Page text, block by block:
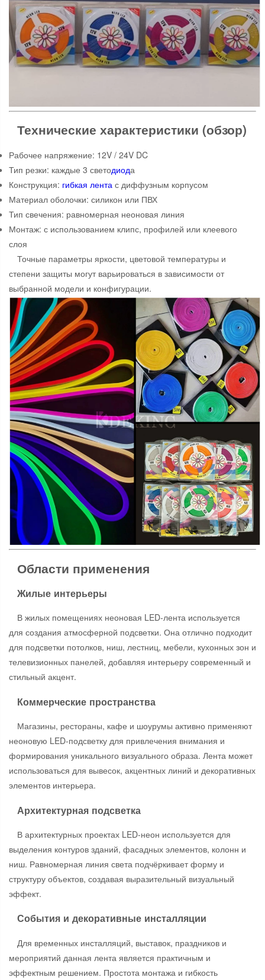
Технические характеристики (обзор)
Рабочее напряжение: 12V / 24V DC
Тип резки: каждые 3 светодиода
Конструкция: гибкая лента с диффузным корпусом
Материал оболочки: силикон или ПВХ
Тип свечения: равномерная неоновая линия
Монтаж: с использованием клипс, профилей или клеевого
слоя
Точные параметры яркости, цветовой температуры и
степени защиты могут варьироваться в зависимости от
выбранной модели и конфигурации.
Области применения
Жилые интерьеры
В жилых помещениях неоновая LED-лента используется
для создания атмосферной подсветки. Она отлично подходит
для подсветки потолков, ниш, лестниц, мебели, кухонных зон и
телевизионных панелей, добавляя интерьеру современный и
стильный акцент.
Коммерческие пространства
Магазины, рестораны, кафе и шоурумы активно применяют
неоновую LED-подсветку для привлечения внимания и
формирования уникального визуального образа. Лента может
использоваться для вывесок, акцентных линий и декоративных
элементов интерьера.
Архитектурная подсветка
В архитектурных проектах LED-неон используется для
выделения контуров зданий, фасадных элементов, колонн и
ниш. Равномерная линия света подчёркивает форму и
структуру объектов, создавая выразительный визуальный
эффект.
События и декоративные инсталляции
Для временных инсталляций, выставок, праздников и
мероприятий данная лента является практичным и
эффектным решением. Простота монтажа и гибкость